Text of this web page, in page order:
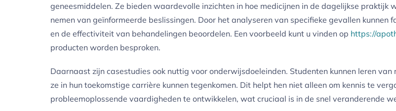
geneesmiddelen. Ze bieden waardevolle inzichten in hoe medicijnen in de dagelijkse praktijk
nemen van geïnformeerde beslissingen. Door het analyseren van specifieke gevallen
en de effectiviteit van behandelingen beoordelen. Een voorbeeld kunt u vinden op https://
producten worden besproken.
Daarnaast zijn casestudies ook nuttig voor onderwijsdoeleinden. Studenten kunnen leren
ze in hun toekomstige carrière kunnen tegenkomen. Dit helpt hen niet alleen om kennis te
probleemoplossende vaardigheden te ontwikkelen, wat cruciaal is in de snel veranderende